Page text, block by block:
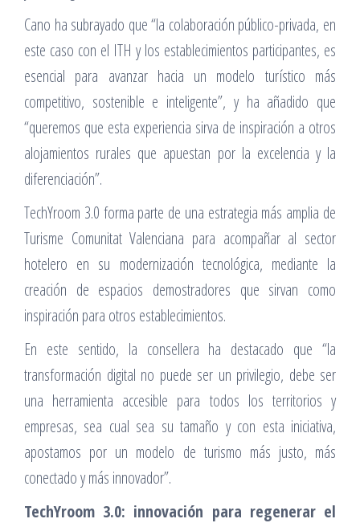
Cano ha subrayado que “la colaboración público-privada, en
este caso con el ITH y los establecimientos participantes, es
esencial para avanzar hacia un modelo turístico más
competitivo, sostenible e inteligente”, y ha añadido que
“queremos que esta experiencia sirva de inspiración a otros
alojamientos rurales que apuestan por la excelencia y la
diferenciación”.
TechYroom 3.0 forma parte de una estrategia más amplia de
Turisme Comunitat Valenciana para acompañar al sector
hotelero en su modernización tecnológica, mediante la
creación de espacios demostradores que sirvan como
inspiración para otros establecimientos.
En este sentido, la consellera ha destacado que “la
transformación digital no puede ser un privilegio, debe ser
una herramienta accesible para todos los territorios y
empresas, sea cual sea su tamaño y con esta iniciativa,
apostamos por un modelo de turismo más justo, más
conectado y más innovador”.
TechYroom 3.0: innovación para regenerar el